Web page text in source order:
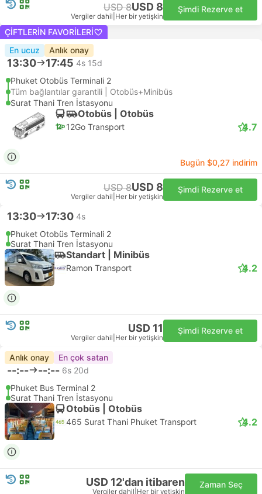
USD 8USD 8
Vergiler dahil Her bir yetişkin
Şimdi Rezerve et
ÇIFTLERIN FAVORILERI
En ucuz
Anlık onay
13:30 17:45 4s 15d
Phuket Otobüs Terminali 2
Tüm bağlantılar garantili | Otobüs+Minibüs
Surat Thani Tren İstasyonu
Otobüs | Otobüs
12Go Transport 4.7
Bugün $0,27 indirim
USD 8USD 8
Vergiler dahil Her bir yetişkin
Şimdi Rezerve et
13:30 17:30 4s
Phuket Otobüs Terminali 2
Surat Thani Tren İstasyonu
Standart | Minibüs
Ramon Transport 4.2
USD 11
Vergiler dahil Her bir yetişkin
Şimdi Rezerve et
Anlık onay En çok satan
--:-- --:-- 6s 20d
Phuket Bus Terminal 2
Surat Thani Tren İstasyonu
Otobüs | Otobüs
465 Surat Thani Phuket Transport 4.2
USD 12'dan itibaren
Vergiler dahil Her bir yetişkin
Zaman Seç